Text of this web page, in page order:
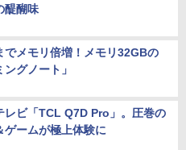
醍醐味
でメモリ倍増！メモリ32GBの
ングノート」
レビ「TCL Q7D Pro」。圧巻の
ゲームが極上体験に